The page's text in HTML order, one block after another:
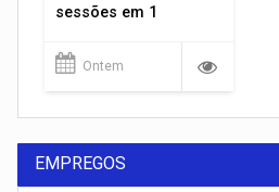
sessões em 1
Ontem
EMPREGOS